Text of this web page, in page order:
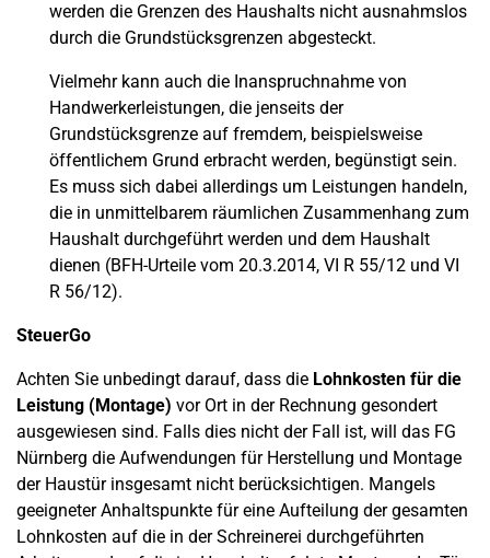
werden die Grenzen des Haushalts nicht ausnahmslos
durch die Grundstücksgrenzen abgesteckt.
Vielmehr kann auch die Inanspruchnahme von
Handwerkerleistungen, die jenseits der
Grundstücksgrenze auf fremdem, beispielsweise
öffentlichem Grund erbracht werden, begünstigt sein.
Es muss sich dabei allerdings um Leistungen handeln,
die in unmittelbarem räumlichen Zusammenhang zum
Haushalt durchgeführt werden und dem Haushalt
dienen (BFH-Urteile vom 20.3.2014, VI R 55/12 und VI
R 56/12).
SteuerGo
Achten Sie unbedingt darauf, dass die Lohnkosten für die
Leistung (Montage) vor Ort in der Rechnung gesondert
ausgewiesen sind. Falls dies nicht der Fall ist, will das FG
Nürnberg die Aufwendungen für Herstellung und Montage
der Haustür insgesamt nicht berücksichtigen. Mangels
geeigneter Anhaltspunkte für eine Aufteilung der gesamten
Lohnkosten auf die in der Schreinerei durchgeführten